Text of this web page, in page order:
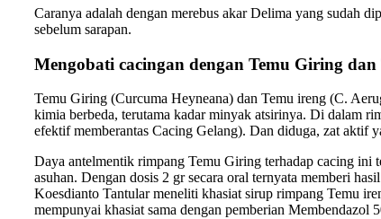
Caranya adalah dengan merebus akar Delima yang sudah
sebelum sarapan.
Mengobati cacingan dengan Temu Giring dan
Temu Giring (Curcuma Heyneana) dan Temu ireng (C.
kimia berbeda, terutama kadar minyak atsirinya. Di dalam
efektif memberantas Cacing Gelang). Dan diduga, zat aktif
Daya antelmentik rimpang Temu Giring terhadap cacing ini
asuhan. Dengan dosis 2 gr secara oral ternyata memberi
Koesdianto Tantular meneliti khasiat sirup rimpang Temu
mempunyai khasiat sama dengan pemberian Membendazol